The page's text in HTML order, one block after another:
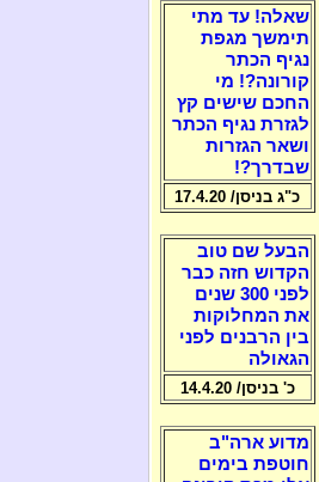
שאלה! עד מתי
תימשך מגפת
נגיף הכתר
קורונה?! מי
החכם שישים קץ
לגזרת נגיף הכתר
ושאר הגזרות
שבדרך?!
כ"ג בניסן/ 17.4.20
הבעל שם טוב
הקדוש חזה כבר
לפני 300 שנים
את המחלוקות
בין הרבנים לפני
הגאולה
כ' בניסן/ 14.4.20
מדוע ארה"ב
חוטפת בימים